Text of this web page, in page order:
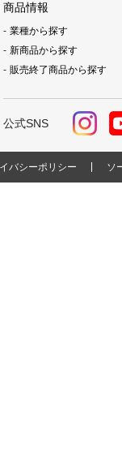
商品情報
業種から探す
新商品から探す
販売終了商品から探す
公式SNS
バシーポリシー ソ